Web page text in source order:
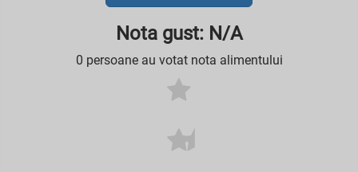
Nota gust: N/A
0 persoane au votat nota alimentului